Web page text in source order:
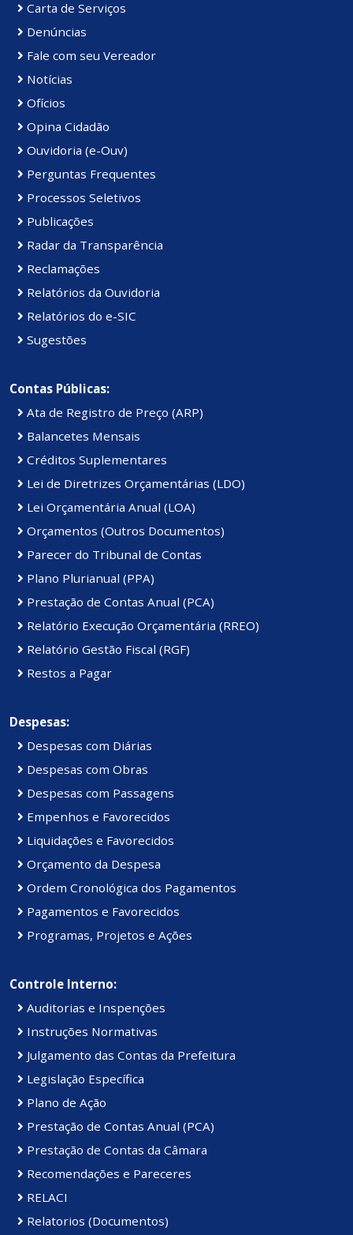
Carta de Serviços
Denúncias
Fale com seu Vereador
Notícias
Ofícios
Opina Cidadão
Ouvidoria (e-Ouv)
Perguntas Frequentes
Processos Seletivos
Publicações
Radar da Transparência
Reclamações
Relatórios da Ouvidoria
Relatórios do e-SIC
Sugestões
Contas Públicas:
Ata de Registro de Preço (ARP)
Balancetes Mensais
Créditos Suplementares
Lei de Diretrizes Orçamentárias (LDO)
Lei Orçamentária Anual (LOA)
Orçamentos (Outros Documentos)
Parecer do Tribunal de Contas
Plano Plurianual (PPA)
Prestação de Contas Anual (PCA)
Relatório Execução Orçamentária (RREO)
Relatório Gestão Fiscal (RGF)
Restos a Pagar
Despesas:
Despesas com Diárias
Despesas com Obras
Despesas com Passagens
Empenhos e Favorecidos
Liquidações e Favorecidos
Orçamento da Despesa
Ordem Cronológica dos Pagamentos
Pagamentos e Favorecidos
Programas, Projetos e Ações
Controle Interno:
Auditorias e Inspenções
Instruções Normativas
Julgamento das Contas da Prefeitura
Legislação Específica
Plano de Ação
Prestação de Contas Anual (PCA)
Prestação de Contas da Câmara
Recomendações e Pareceres
RELACI
Relatorios (Documentos)